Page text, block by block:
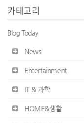
카테고리
Blog Today
News
Entertainment
IT & 과학
HOME&생활